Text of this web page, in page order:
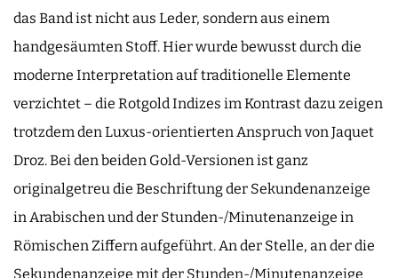
das Band ist nicht aus Leder, sondern aus einem
handgesäumten Stoff. Hier wurde bewusst durch die
moderne Interpretation auf traditionelle Elemente
verzichtet – die Rotgold Indizes im Kontrast dazu zeigen
trotzdem den Luxus-orientierten Anspruch von Jaquet
Droz. Bei den beiden Gold-Versionen ist ganz
originalgetreu die Beschriftung der Sekundenanzeige
in Arabischen und der Stunden-/Minutenanzeige in
Römischen Ziffern aufgeführt. An der Stelle, an der die
Sekundenanzeige mit der Stunden-/Minutenanzeige